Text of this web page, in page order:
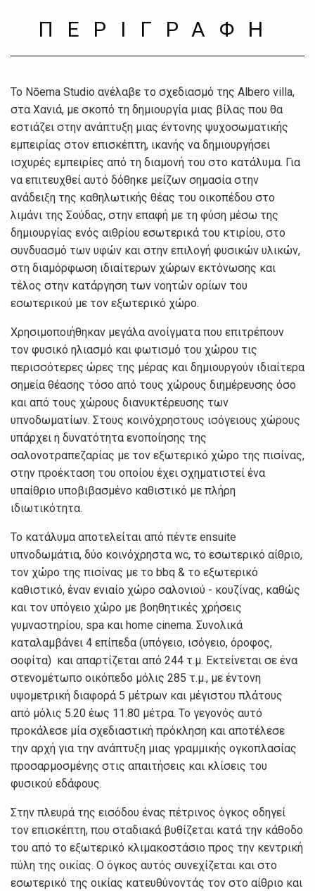
ΠΕΡΙΓΡΑΦΗ
To Nōema Studio ανέλαβε το σχεδιασμό της Albero villa,
στα Χανιά, με σκοπό τη δημιουργία μιας βίλας που θα
εστιάζει στην ανάπτυξη μιας έντονης ψυχοσωματικής
εμπειρίας στον επισκέπτη, ικανής να δημιουργήσει
ισχυρές εμπειρίες από τη διαμονή του στο κατάλυμα. Για
να επιτευχθεί αυτό δόθηκε μείζων σημασία στην
ανάδειξη της καθηλωτικής θέας του οικοπέδου στο
λιμάνι της Σούδας, στην επαφή με τη φύση μέσω της
δημιουργίας ενός αιθρίου εσωτερικά του κτιρίου, στο
συνδυασμό των υφών και στην επιλογή φυσικών υλικών,
στη διαμόρφωση ιδιαίτερων χώρων εκτόνωσης και
τέλος στην κατάργηση των νοητών ορίων του
εσωτερικού με τον εξωτερικό χώρο.
Χρησιμοποιήθηκαν μεγάλα ανοίγματα που επιτρέπουν
τον φυσικό ηλιασμό και φωτισμό του χώρου τις
περισσότερες ώρες της μέρας και δημιουργούν ιδιαίτερα
σημεία θέασης τόσο από τους χώρους διημέρευσης όσο
και από τους χώρους διανυκτέρευσης των
υπνοδωματίων. Στους κοινόχρηστους ισόγειους χώρους
υπάρχει η δυνατότητα ενοποίησης της
σαλονοτραπεζαρίας με τον εξωτερικό χώρο της πισίνας,
στην προέκταση του οποίου έχει σχηματιστεί ένα
υπαίθριο υποβιβασμένο καθιστικό με πλήρη
ιδιωτικότητα.
Το κατάλυμα αποτελείται από πέντε ensuite
υπνοδωμάτια, δύο κοινόχρηστα wc, το εσωτερικό αίθριο,
τον χώρο της πισίνας με το bbq & το εξωτερικό
καθιστικό, έναν ενιαίο χώρο σαλονιού - κουζίνας, καθώς
και τον υπόγειο χώρο με βοηθητικές χρήσεις
γυμναστηρίου, spa και home cinema. Συνολικά
καταλαμβάνει 4 επίπεδα (υπόγειο, ισόγειο, όροφος,
σοφίτα) και απαρτίζεται από 244 τ.μ. Εκτείνεται σε ένα
στενομέτωπο οικόπεδο μόλις 285 τ.μ., με έντονη
υψομετρική διαφορά 5 μέτρων και μέγιστου πλάτους
από μόλις 5.20 έως 11.80 μέτρα. Το γεγονός αυτό
προκάλεσε μία σχεδιαστική πρόκληση και αποτέλεσε
την αρχή για την ανάπτυξη μιας γραμμικής ογκοπλασίας
προσαρμοσμένης στις απαιτήσεις και κλίσεις του
φυσικού εδάφους.
Στην πλευρά της εισόδου ένας πέτρινος όγκος οδηγεί
τον επισκέπτη, που σταδιακά βυθίζεται κατά την κάθοδο
του από το εξωτερικό κλιμακοστάσιο προς την κεντρική
πύλη της οικίας. Ο όγκος αυτός συνεχίζεται και στο
εσωτερικό της οικίας κατευθύνοντάς τον στο αίθριο και